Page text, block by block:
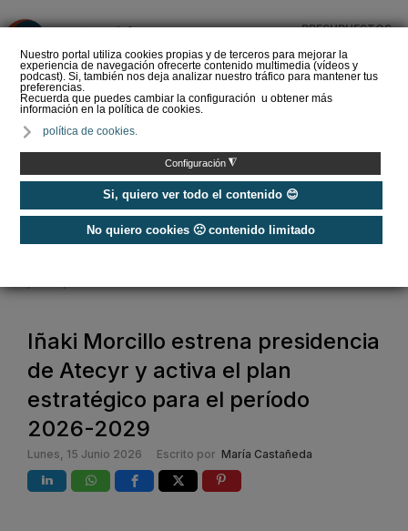
Nuestro portal utiliza cookies propias y de terceros para mejorar la
experiencia de navegación ofrecerte contenido multimedia (vídeos y
podcast). Si, también nos deja analizar nuestro tráfico para mantener tus
preferencias.
Recuerda que puedes cambiar la configuración u obtener más
información en la política de cookies.
política de cookies.
Configuración ◮
Si, quiero ver todo el contenido 😊
No quiero cookies 🙁 contenido limitado
PRESUPUESTOS
del Amperio (Episodio 3)
Noticias / Asociaciones
/
Iñaki Morcillo estrena presidencia
de Atecyr y activa el plan
estratégico para el período
2026-2029
Lunes, 15 Junio 2026 Escrito por María Castañeda